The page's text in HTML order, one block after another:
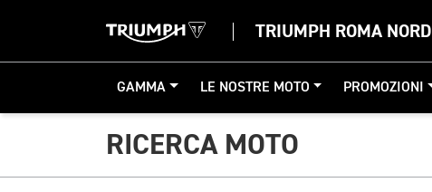
TRIUMPH ROMA NORD
GAMMA LE NOSTRE MOTO PROMOZIONI
RICERCA MOTO